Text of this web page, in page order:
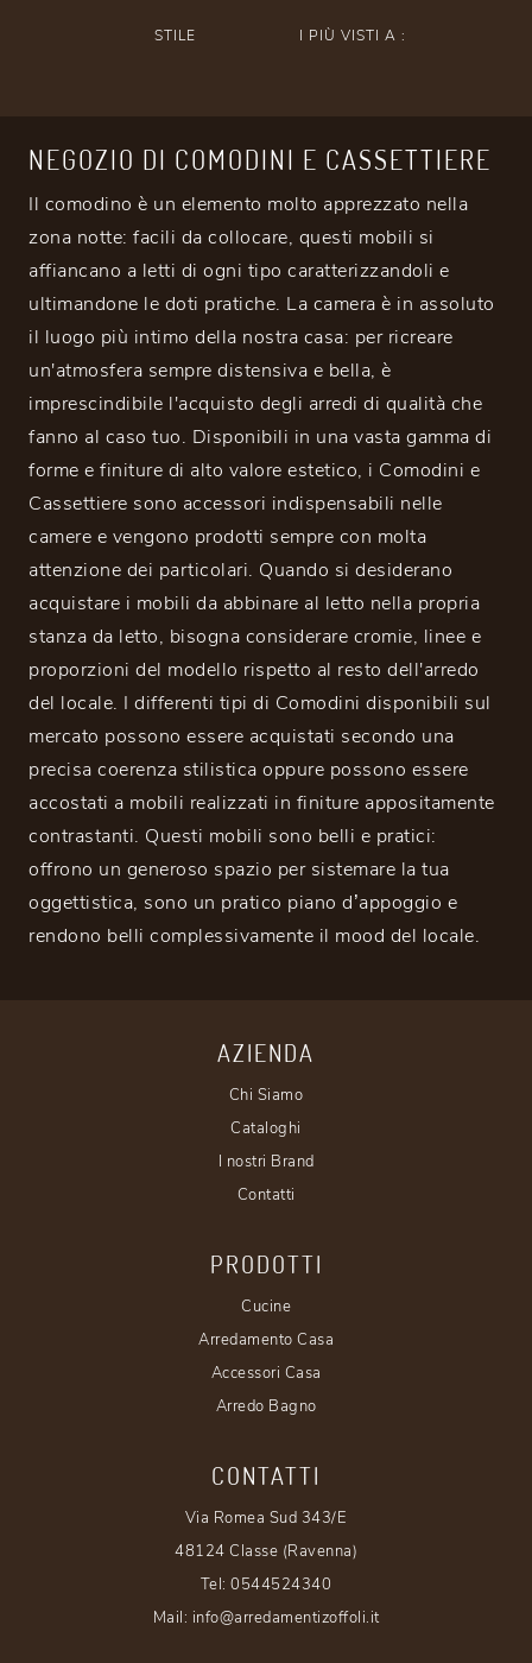
STILE I PIÙ VISTI A :
NEGOZIO DI COMODINI E CASSETTIERE
Il comodino è un elemento molto apprezzato nella
zona notte: facili da collocare, questi mobili si
affiancano a letti di ogni tipo caratterizzandoli e
ultimandone le doti pratiche. La camera è in assoluto
il luogo più intimo della nostra casa: per ricreare
un'atmosfera sempre distensiva e bella, è
imprescindibile l'acquisto degli arredi di qualità che
fanno al caso tuo. Disponibili in una vasta gamma di
forme e finiture di alto valore estetico, i Comodini e
Cassettiere sono accessori indispensabili nelle
camere e vengono prodotti sempre con molta
attenzione dei particolari. Quando si desiderano
acquistare i mobili da abbinare al letto nella propria
stanza da letto, bisogna considerare cromie, linee e
proporzioni del modello rispetto al resto dell'arredo
del locale. I differenti tipi di Comodini disponibili sul
mercato possono essere acquistati secondo una
precisa coerenza stilistica oppure possono essere
accostati a mobili realizzati in finiture appositamente
contrastanti. Questi mobili sono belli e pratici:
offrono un generoso spazio per sistemare la tua
oggettistica, sono un pratico piano d’appoggio e
rendono belli complessivamente il mood del locale.
AZIENDA
Chi Siamo
Cataloghi
I nostri Brand
Contatti
PRODOTTI
Cucine
Arredamento Casa
Accessori Casa
Arredo Bagno
CONTATTI
Via Romea Sud 343/E
48124 Classe (Ravenna)
Tel:0544524340
Mail: info@arredamentizoffoli.it